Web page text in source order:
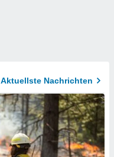
Aktuellste Nachrichten